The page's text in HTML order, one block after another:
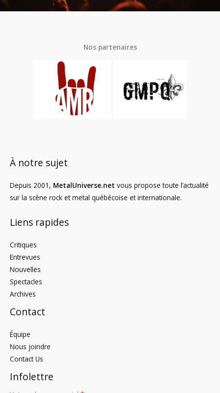
Nos partenaires
À notre sujet
Depuis 2001, MetalUniverse.net vous propose toute l’actualité
sur la scène rock et metal québécoise et internationale.
Liens rapides
Critiques
Entrevues
Nouvelles
Spectacles
Archives
Contact
Équipe
Nous joindre
Contact Us
Infolettre